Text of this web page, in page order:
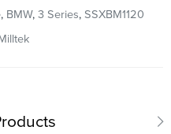
, BMW, 3 Series, SSXBM1120